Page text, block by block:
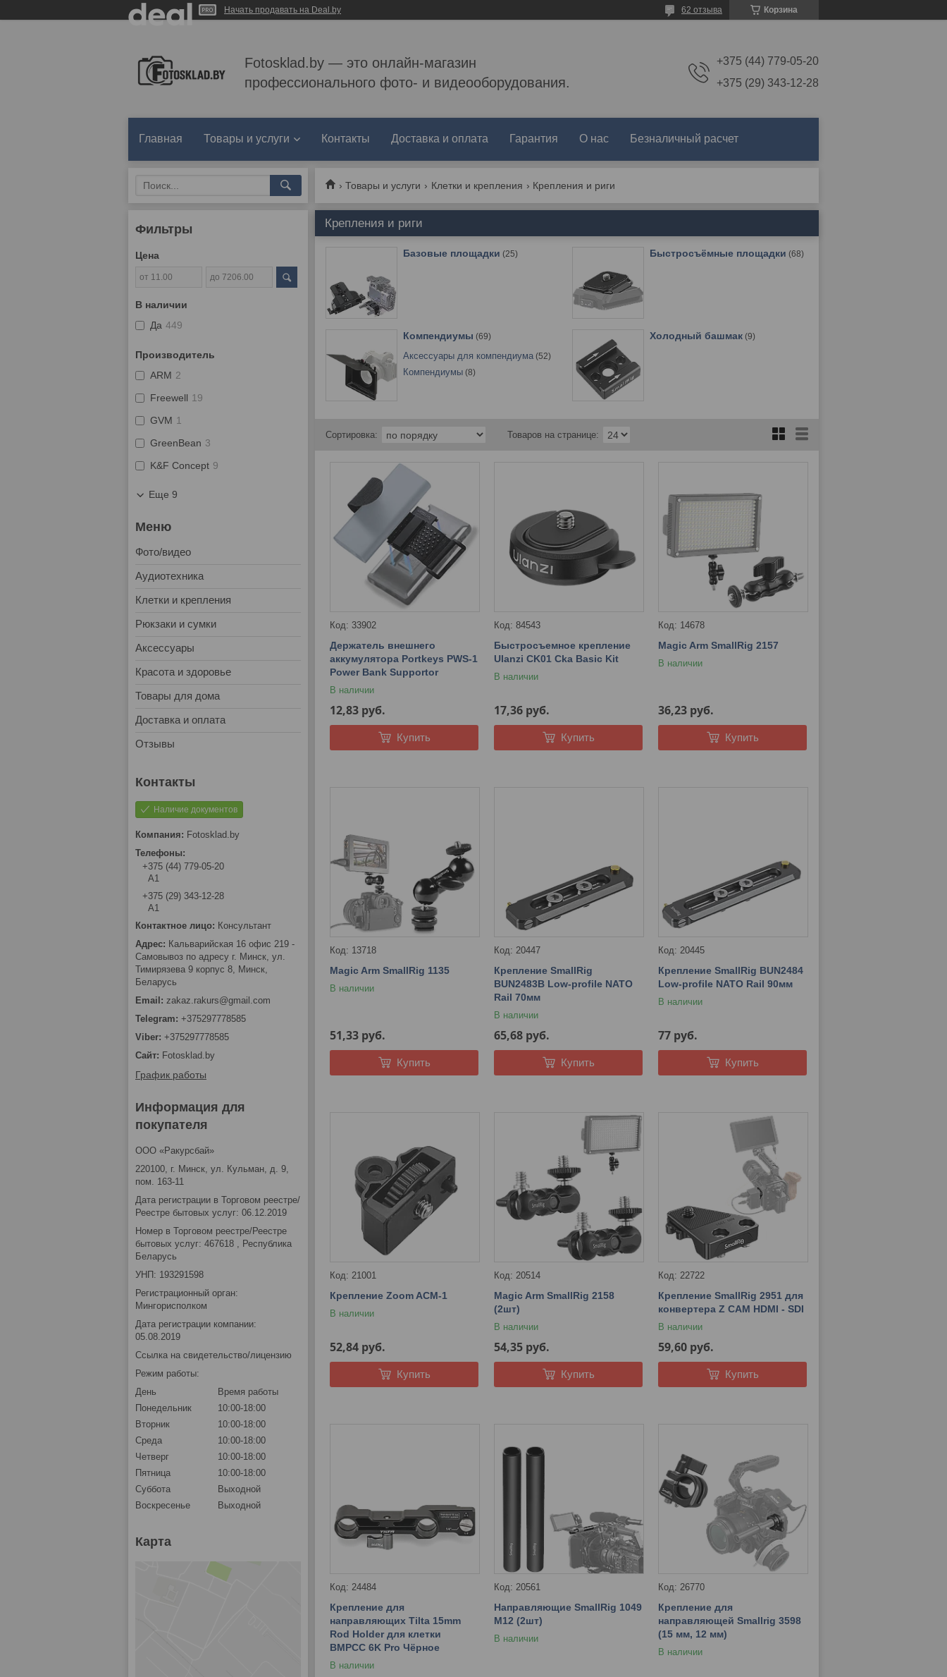
Начать продавать на Deal.by Корзина
62 отзыва
Fotosklad.by — это онлайн-магазин
профессионального фото- и видеооборудования.
+375 (44) 779-05-20
+375 (29) 343-12-28
Главная Товары и услуги Контакты Доставка и оплата Гарантия О нас Безналичный расчет
Товары и услуги Клетки и крепления Крепления и риги
Крепления и риги
Базовые площадки 25 Быстросъёмные площадки 68
Компендиумы 69
Аксессуары для компендиума 52
Компендиумы 8
Холодный башмак 9
33902
Держатель внешнего
аккумулятора Portkeys PWS-1
Power Bank Supportor
В наличии
12,83 руб.
Купить
84543
Быстросъемное крепление
Ulanzi CK01 Cka Basic Kit
В наличии
17,36 руб.
Купить
14678
Magic Arm SmallRig 2157
В наличии
36,23 руб.
Купить
13718
Magic Arm SmallRig 1135
В наличии
51,33 руб.
Купить
20447
Крепление SmallRig
BUN2483B Low-profile NATO
Rail 70мм
В наличии
65,68 руб.
Купить
20445
Крепление SmallRig BUN2484
Low-profile NATO Rail 90мм
В наличии
77 руб.
Купить
21001
Крепление Zoom ACM-1
В наличии
52,84 руб.
Купить
20514
Magic Arm SmallRig 2158
(2шт)
В наличии
54,35 руб.
Купить
22722
Крепление SmallRig 2951 для
конвертера Z CAM HDMI - SDI
В наличии
59,60 руб.
Купить
24484
Крепление для
направляющих Tilta 15mm
Rod Holder для клетки
BMPCC 6K Pro Чёрное
В наличии
20561
Направляющие SmallRig 1049
M12 (2шт)
В наличии
26770
Крепление для
направляющей Smallrig 3598
(15 мм, 12 мм)
В наличии
Фильтры
Цена
В наличии
Да 449
Производитель
ARM 2
Freewell 19
GVM 1
GreenBean 3
K&F Concept 9
Еще 9
Фото/видео
Аудиотехника
Клетки и крепления
Рюкзаки и сумки
Аксессуары
Красота и здоровье
Товары для дома
Доставка и оплата
Отзывы
Наличие документов
Fotosklad.by
+375 (44) 779-05-20
А1
+375 (29) 343-12-28
А1
Консультант
Кальварийская 16 офис 219 -
Самовывоз по адресу г. Минск, ул.
Тимирязева 9 корпус 8, Минск,
Беларусь
zakaz.rakurs@gmail.com
+375297778585
+375297778585
Fotosklad.by
График работы
Информация для
покупателя
ООО «Ракурсбай»
220100, г. Минск, ул. Кульман, д. 9,
пом. 163-11
Дата регистрации в Торговом реестре/
Реестре бытовых услуг: 06.12.2019
Номер в Торговом реестре/Реестре
бытовых услуг: 467618 , Республика
Беларусь
УНП: 193291598
Регистрационный орган:
Мингорисполком
Дата регистрации компании:
05.08.2019
Ссылка на свидетельство/лицензию
Режим работы:
День
Время работы
Понедельник
10:00-18:00
Вторник
10:00-18:00
Среда
10:00-18:00
Четверг
10:00-18:00
Пятница
10:00-18:00
Суббота
Выходной
Воскресенье
Выходной
Карта